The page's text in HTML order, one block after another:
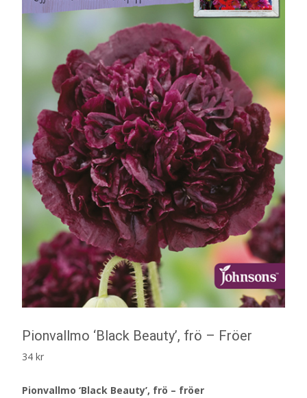
Pionvallmo ‘Black Beauty’, frö – Fröer
34 kr
Pionvallmo ‘Black Beauty’, frö – fröer